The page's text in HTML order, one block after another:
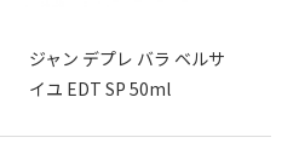
ジャン デプレ バラ ベルサ
イユ EDT SP 50ml